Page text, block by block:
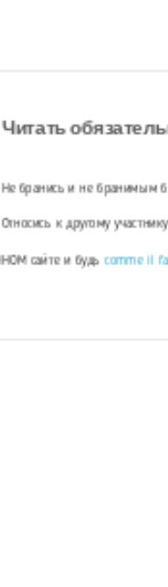
Читать
Не бранись и не бранимым
Относись к другому
сайте и будьcomme il